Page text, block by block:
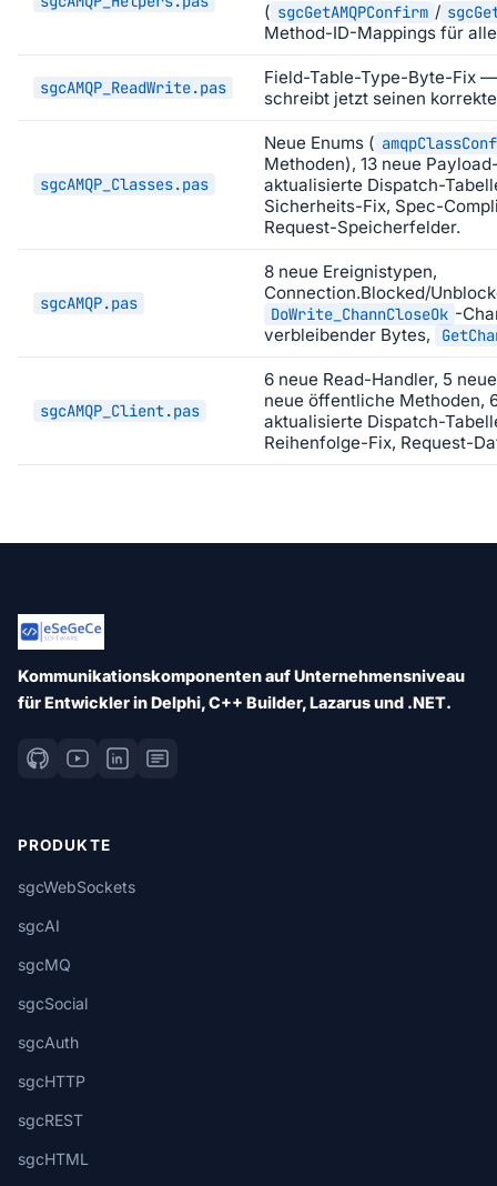
( sgcGetAMQPConfirm /
Method-ID-Mappings für
sgcAMQP_ReadWrite.pas
Field-Table-Type-Byte-Fix
schreibt jetzt seinen
sgcAMQP_Classes.pas
Neue Enums (
Methoden), 13 neue
aktualisierte Dispatch-
Sicherheits-Fix, Spec-
Request-Speicherfelder.
sgcAMQP.pas
8 neue Ereignistypen,
Connection.Blocked/
DoWrite_ChannCloseOk -
verbleibender Bytes,
sgcAMQP_Client.pas
6 neue Read-Handler, 5
neue öffentliche Methoden,
aktualisierte Dispatch-
Reihenfolge-Fix, Request-
Kommunikationskomponenten auf Unternehmensniveau
für Entwickler in Delphi, C++ Builder, Lazarus und .NET.
PRODUKTE
sgcWebSockets
sgcAI
sgcMQ
sgcSocial
sgcAuth
sgcHTTP
sgcREST
sgcHTML